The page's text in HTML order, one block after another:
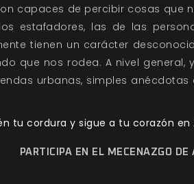
capaces de percibir cosas que
estafadores, las de las
tienen un carácter
que nos rodea. A nivel
urbanas, simples
tu cordura y sigue a tu corazón en
PARTICIPA EN EL MECENAZGO DE